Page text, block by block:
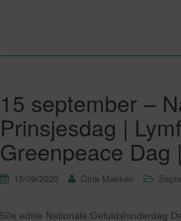
15 september –
Prinsjesdag |
Greenpeace Dag
15/09/2020 Gina Makken
50e editie Nationale Geluidshinderdag